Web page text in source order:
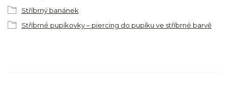
Stříbrný banánek
Stříbrné pupíkovky – piercing do pupíku ve stříbrné barvě